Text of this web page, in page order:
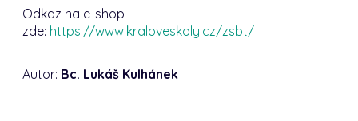
Odkaz na e-shop
zde: https://www.kraloveskoly.cz/zsbt/
Autor: Bc. Lukáš Kulhánek